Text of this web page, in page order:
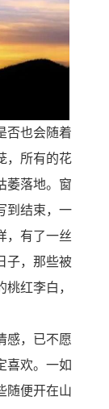
否也会随着
，所有的花
萎落地。窗
到结束，一
，有了一丝
子，那些被
红李白，
感，已不愿
喜欢。一如
随便开在山